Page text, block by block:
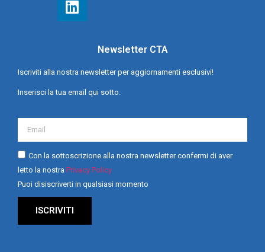
Newsletter CTA
Iscriviti alla nostra newsletter per aggiornamenti esclusivi!
Inserisci la tua email qui sotto.
Con la sottoscrizione alla nostra newsletter confermi di aver
letto la nostra Privacy Policy
Puoi disiscriverti in qualsiasi momento
ISCRIVITI